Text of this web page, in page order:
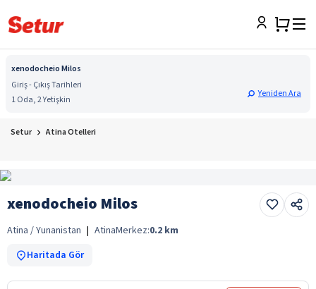
xenodocheio Milos
Giriş - Çıkış Tarihleri
1 Oda, 2 Yetişkin
Yeniden Ara
Setur Atina Otelleri
xenodocheio Milos
Atina / Yunanistan | AtinaMerkez:0.2 km
Haritada Gör